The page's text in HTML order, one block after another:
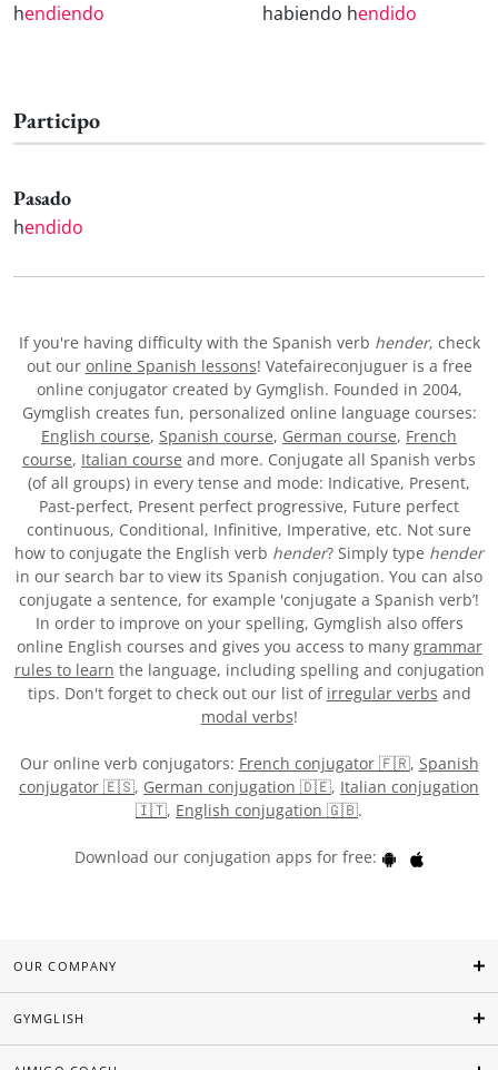
hendiendo habiendo hendido
Participo
Pasado
hendido
If you're having difficulty with the Spanish verb hender, check
out our online Spanish lessons! Vatefaireconjuguer is a free
online conjugator created by Gymglish. Founded in 2004,
Gymglish creates fun, personalized online language courses:
English course, Spanish course, German course, French
course, Italian course and more. Conjugate all Spanish verbs
(of all groups) in every tense and mode: Indicative, Present,
Past-perfect, Present perfect progressive, Future perfect
continuous, Conditional, Infinitive, Imperative, etc. Not sure
how to conjugate the English verb hender? Simply type hender
in our search bar to view its Spanish conjugation. You can also
conjugate a sentence, for example 'conjugate a Spanish verb’!
In order to improve on your spelling, Gymglish also offers
online English courses and gives you access to many grammar
rules to learn the language, including spelling and conjugation
tips. Don't forget to check out our list of irregular verbs and
modal verbs!
Our online verb conjugators: French conjugator 🇫🇷, Spanish
conjugator 🇪🇸, German conjugation 🇩🇪, Italian conjugation
🇮🇹, English conjugation 🇬🇧.
Download our conjugation apps for free:
OUR COMPANY
GYMGLISH